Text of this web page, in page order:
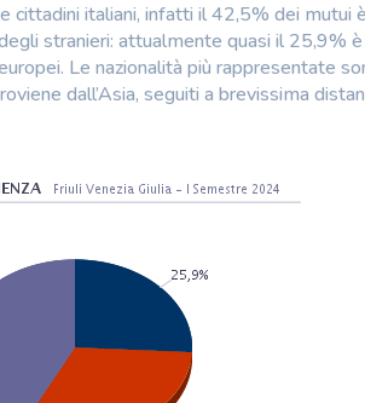
cittadini italiani, infatti il 42,5% dei
stranieri: attualmente quasi il 25,9%
Le nazionalità più rappresentate
dall’Asia, seguiti a brevissima